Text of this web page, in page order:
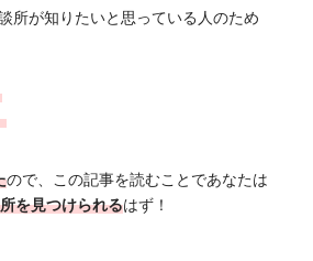
所が知りたいと思っている人のため
ので、この記事を読むことであなたは
を見つけられるはず！